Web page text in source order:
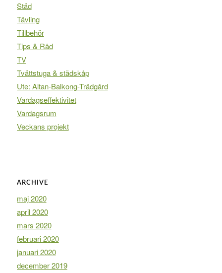
Städ
Tävling
Tillbehör
Tips & Råd
TV
Tvättstuga & städskåp
Ute: Altan-Balkong-Trädgård
Vardagseffektivitet
Vardagsrum
Veckans projekt
ARCHIVE
maj 2020
april 2020
mars 2020
februari 2020
januari 2020
december 2019